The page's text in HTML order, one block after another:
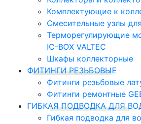
Комплектующие к
Смесительные узлы
Терморегулирующие
IC-BOX VALTEC
Шкафы коллекторные
ФИТИНГИ РЕЗЬБОВЫЕ
Фитинги резьбовые
Фитинги ремонтные
ГИБКАЯ ПОДВОДКА ДЛЯ
Гибкая подводка для